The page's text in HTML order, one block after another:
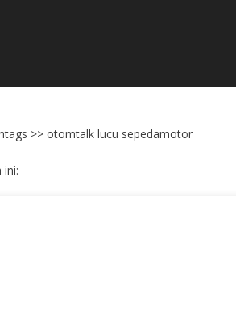
>> otomtalk lucu sepedamotor
ini: